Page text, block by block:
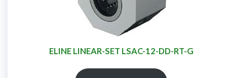
ELINE LINEAR-SET LSAC-12-DD-RT-G